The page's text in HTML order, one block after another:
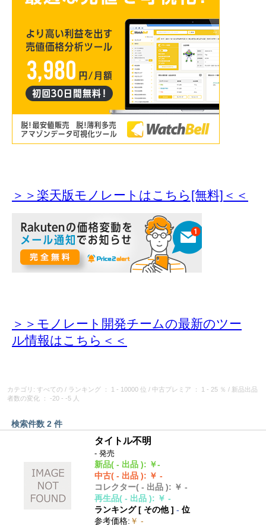
＞＞楽天版モノレートはこちら[無料]＜＜
＞＞モノレート開発チームの最新のツー
ル情報はこちら＜＜
カテゴリ: すべての / ランキング ： 1 - 10000 位 / 中古プレミア ： 1 - 25 ％ / 新品出品
者数の変化
： -20 - -5 人
検索件数 2 件
タイトル不明
- 発売
新品( - 出品 ): ￥-
中古( - 出品 ): ￥ -
コレクター( - 出品 ): ￥ -
再生品( - 出品 ): ￥ -
ランキング [ その他]- 位
参考価格: ￥ -